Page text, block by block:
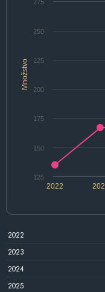
Množstvo
2022
125
150
175
200
225
250
275
2022
2023
2024
2025